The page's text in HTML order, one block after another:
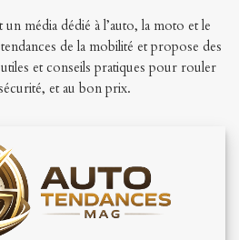
média dédié à l’auto, la moto et le
de la mobilité et propose des
et conseils pratiques pour rouler
et au bon prix.